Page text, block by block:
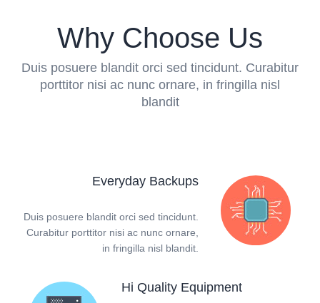
Why Choose Us
Duis posuere blandit orci sed tincidunt. Curabitur
porttitor nisi ac nunc ornare, in fringilla nisl
blandit
Everyday Backups
Duis posuere blandit orci sed tincidunt.
Curabitur porttitor nisi ac nunc ornare,
in fringilla nisl blandit.
Hi Quality Equipment